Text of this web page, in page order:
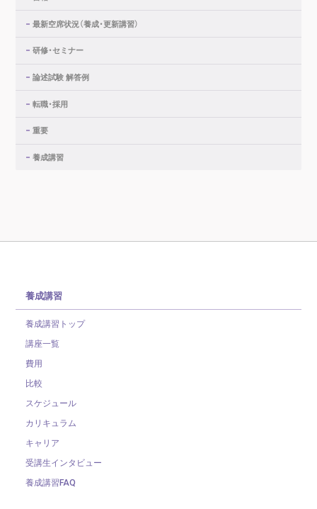
最新空席状況（養成・更新講習）
研修・セミナー
論述試験 解答例
転職・採用
重要
養成講習
養成講習
養成講習トップ
講座一覧
費用
比較
スケジュール
カリキュラム
キャリア
受講生インタビュー
養成講習FAQ